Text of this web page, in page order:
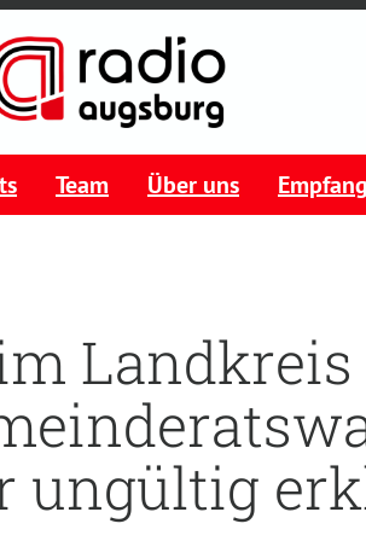
Team Über uns Empfang
Landkreis
ungültig